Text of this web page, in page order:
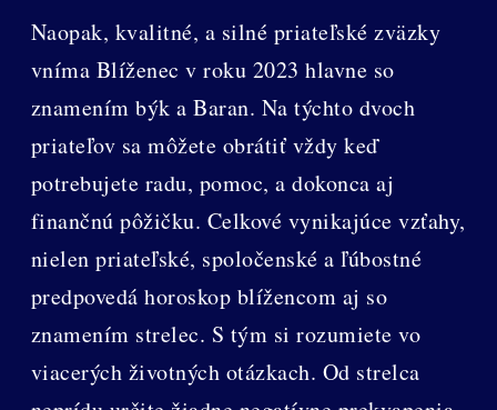
Naopak, kvalitné, a silné priateľské zväzky
vníma Blíženec v roku 2023 hlavne so
znamením býk a Baran. Na týchto dvoch
priateľov sa môžete obrátiť vždy keď
potrebujete radu, pomoc, a dokonca aj
finančnú pôžičku. Celkové vynikajúce vzťahy,
nielen priateľské, spoločenské a ľúbostné
predpovedá horoskop blížencom aj so
znamením strelec. S tým si rozumiete vo
viacerých životných otázkach. Od strelca